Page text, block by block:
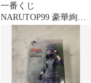
一番くじ
NARUTOP99 豪華絢爛
忍絵巻 Ｂ賞 波風ミナト